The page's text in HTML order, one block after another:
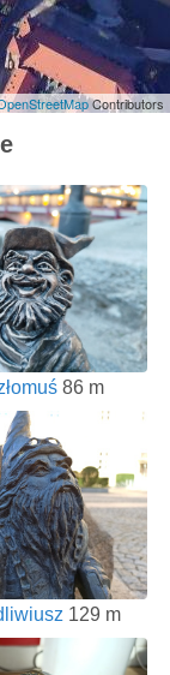
Contributors
86 m
129 m